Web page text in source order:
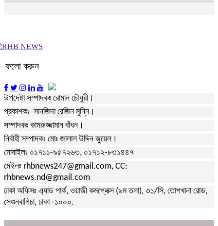
ফলো করুন
উপদেষ্টা সম্পাদকঃ রোমান চৌধুরী।
প্রকাশকঃ সানজিদা রেজিন মুন্নি।
সম্পাদকঃ কামরুজ্জামান বাঁধন।
নির্বাহী সম্পাদকঃ মোঃ জালাল উদ্দিন জুয়েল।
মোবাইলঃ ০১৭১১-৯৫৭২৬৩, ০১৭১২-৮৩১৪৪৭
মেইলঃ rhbnews247@gmail.com, CC:
rhbnews.nd@gmail.com
ঢাকা অফিসঃ এ্যাড পার্ক, ওয়াজী কমপ্লেক্স (৯ম তলা), ৩১/সি, তোপখানা রোড,
সেগুনবাগিচা, ঢাকা -১০০০.